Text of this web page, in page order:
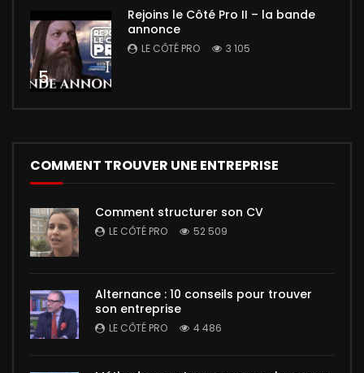
5
Rejoins le Côté Pro II – la bande
annonce
LE CÔTÉ PRO 3 105
COMMENT TROUVER UNE ENTREPRISE
Comment structurer son CV
LE CÔTÉ PRO 52 509
Alternance : 10 conseils pour trouver
son entreprise
LE CÔTÉ PRO 4 486